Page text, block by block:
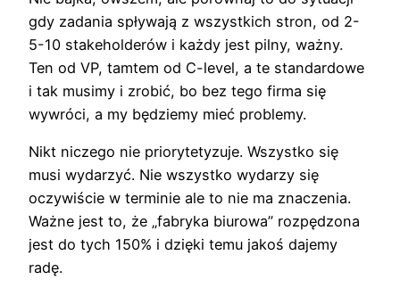
gdy zadania spływają z wszystkich stron, od 2-
5-10 stakeholderów i każdy jest pilny, ważny.
Ten od VP, tamtem od C-level, a te standardowe
i tak musimy i zrobić, bo bez tego firma się
wywróci, a my będziemy mieć problemy.
Nikt niczego nie priorytetyzuje. Wszystko się
musi wydarzyć. Nie wszystko wydarzy się
oczywiście w terminie ale to nie ma znaczenia.
Ważne jest to, że „fabryka biurowa” rozpędzona
jest do tych 150% i dzięki temu jakoś dajemy
radę.